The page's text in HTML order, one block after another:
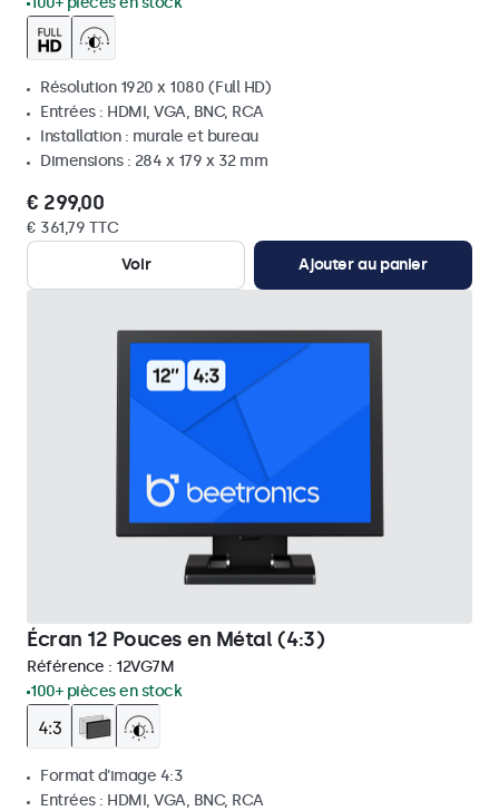
Résolution 1920 x 1080 (Full HD)
Entrées : HDMI, VGA, BNC, RCA
Installation : murale et bureau
Dimensions : 284 x 179 x 32 mm
€ 299,00
€ 361,79 TTC
Voir
Ajouter au panier
Écran 12 Pouces en Métal (4:3)
Référence : 12VG7M
100+ pièces en stock
Format d'image 4:3
Entrées : HDMI, VGA, BNC, RCA